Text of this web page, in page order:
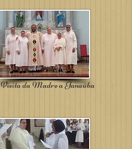
Visita da Madre a Janaúba